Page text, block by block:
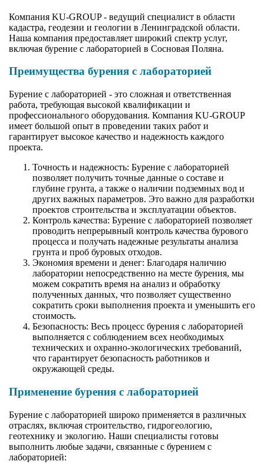
Компания KU-GROUP - ведущий специалист в области
кадастра, геодезии и геологии в Ленинградской области.
Наша компания предоставляет широкий спектр услуг,
включая бурение с лабораторией в Сосновая Поляна.
Преимущества бурения с лабораторией
Бурение с лабораторией - это сложная и ответственная
работа, требующая высокой квалификации и
профессионального оборудования. Компания KU-GROUP
имеет большой опыт в проведении таких работ и
гарантирует высокое качество и надежность каждого
проекта.
Точность и надежность: Бурение с лабораторией
позволяет получить точные данные о составе и
глубине грунта, а также о наличии подземных вод и
других важных параметров. Это важно для разработки
проектов строительства и эксплуатации объектов.
Контроль качества: Бурение с лабораторией позволяет
проводить непрерывный контроль качества бурового
процесса и получать надежные результаты анализа
грунта и проб буровых отходов.
Экономия времени и денег: Благодаря наличию
лаборатории непосредственно на месте бурения, мы
можем сократить время на анализ и обработку
полученных данных, что позволяет существенно
сократить сроки выполнения проекта и уменьшить его
стоимость.
Безопасность: Весь процесс бурения с лабораторией
выполняется с соблюдением всех необходимых
технических и охранно-экологических требований,
что гарантирует безопасность работников и
окружающей среды.
Применение бурения с лабораторией
Бурение с лабораторией широко применяется в различных
отраслях, включая строительство, гидрогеологию,
геотехнику и экологию. Наши специалисты готовы
выполнить любые задачи, связанные с бурением с
лабораторией: